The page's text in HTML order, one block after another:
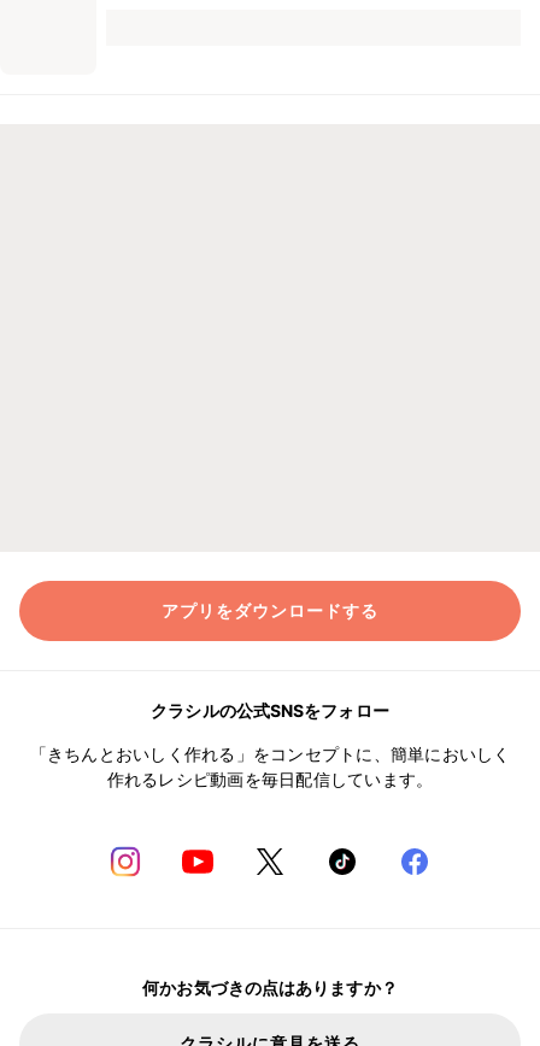
アプリをダウンロードする
クラシルの公式SNSをフォロー
「きちんとおいしく作れる」をコンセプトに、簡単においしく
作れるレシピ動画を毎日配信しています。
何かお気づきの点はありますか？